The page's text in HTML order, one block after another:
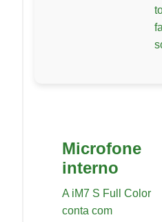
Microfone
interno
A iM7 S Full Color
conta com